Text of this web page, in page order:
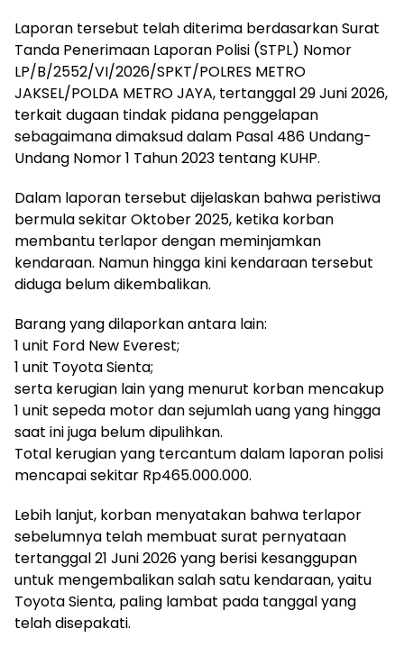
Laporan tersebut telah diterima berdasarkan Surat
Tanda Penerimaan Laporan Polisi (STPL) Nomor
LP/B/2552/VI/2026/SPKT/POLRES METRO
JAKSEL/POLDA METRO JAYA, tertanggal 29 Juni 2026,
terkait dugaan tindak pidana penggelapan
sebagaimana dimaksud dalam Pasal 486 Undang-
Undang Nomor 1 Tahun 2023 tentang KUHP.
Dalam laporan tersebut dijelaskan bahwa peristiwa
bermula sekitar Oktober 2025, ketika korban
membantu terlapor dengan meminjamkan
kendaraan. Namun hingga kini kendaraan tersebut
diduga belum dikembalikan.
Barang yang dilaporkan antara lain:
1 unit Ford New Everest;
1 unit Toyota Sienta;
serta kerugian lain yang menurut korban mencakup
1 unit sepeda motor dan sejumlah uang yang hingga
saat ini juga belum dipulihkan.
Total kerugian yang tercantum dalam laporan polisi
mencapai sekitar Rp465.000.000.
Lebih lanjut, korban menyatakan bahwa terlapor
sebelumnya telah membuat surat pernyataan
tertanggal 21 Juni 2026 yang berisi kesanggupan
untuk mengembalikan salah satu kendaraan, yaitu
Toyota Sienta, paling lambat pada tanggal yang
telah disepakati.